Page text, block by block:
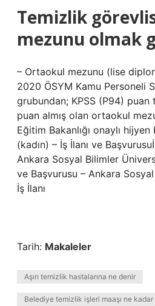
Temizlik
mezunu olmak
– Ortaokul mezunu (lise
2020 ÖSYM Kamu Personeli
grubundan; KPSS (P94)
puan almış olan ortaokul
Eğitim Bakanlığı onaylı
(kadın) – İş İlanı ve
Ankara Sosyal Bilimler
ve Başvurusu – Ankara
İş İlanı
Tarih: Makaleler
Aşırı temizlik hastalarına ne denir
Belediye temizlik işleri maaşı ne kadar